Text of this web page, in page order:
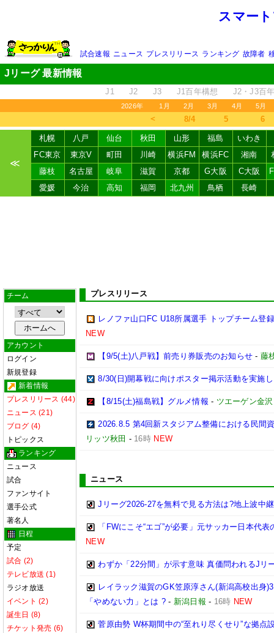
スマー
試合速報 ニュース プレスリリース ランキング 故障者
Jリーグ 最新情報
J1 J2 J3 J1百年構想 J2・J3百
2026年 1月 2月 3月 4月 5月
＜ 8/4 5 6
≪
札幌 八戸 仙台 秋田 山形 福島
いわき
FC東京
東京V 町田 川崎 横浜FM 横浜FC 湘南
藤枝
名古屋 岐阜 滋賀 京都 G大阪 C大阪
愛媛
今治 高知 福岡 北九州 鳥栖 長崎
チーム
アカウント
ログイン
新規登録
新着情報
プレスリリース (44)
ニュース (21)
ブログ (4)
トピックス
ランキング
ニュース
試合
ファンサイト
選手公式
著名人
日程
予定
試合 (2)
テレビ放送 (1)
ラジオ放送
イベント (2)
誕生日 (8)
チケット発売 (6)
プレスリリース
レノファ山口FC U18所属選手 トップチーム登
NEW
【9/5(土)八戸戦】前売り券販売のお知らせ - 藤
8/30(日)開幕戦に向けポスター掲示活動を実施
【8/15(土)福島戦】グルメ情報 - ツエーゲン金沢
2026.8.5 第4回新スタジアム整備における民間
リッツ秋田 - 16時 NEW
ニュース
Jリーグ2026-27を無料で見る方法は?地上波中
「FWにこそ“エゴ”が必要」元サッカー日本代
NEW
わずか「22分間」が示す意味 真価問われるJリ
レイラック滋賀のGK笠原淳さん(新潟高校出身
「やめない力」とは ?- 新潟日報 - 16時 NEW
菅原由勢 W杯期間中の“至れり尽くせり”な拠